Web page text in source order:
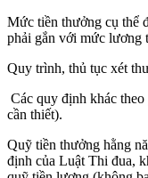
Mức tiền thưởng cụ thể
phải gắn với mức lương
Quy trình, thủ tục xét
Các quy định khác
cần thiết).
Quỹ tiền thưởng hằng
định của Luật Thi đua,